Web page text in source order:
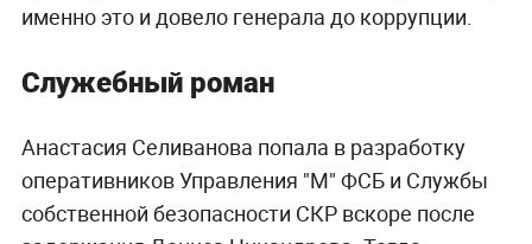
именно это и довело генерала до коррупции.
Служебный роман
Анастасия Селиванова попала в разработку
оперативников Управления "М" ФСБ и Службы
собственной безопасности СКР вскоре после